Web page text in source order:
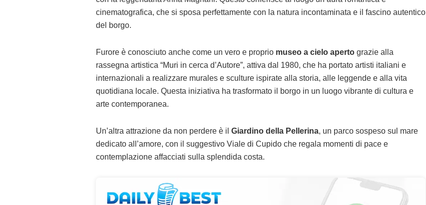
cinematografica, che si sposa perfettamente con la natura incontaminata e il fascino autentico
del borgo.
Furore è conosciuto anche come un vero e proprio museo a cielo aperto grazie alla
rassegna artistica “Muri in cerca d’Autore”, attiva dal 1980, che ha portato artisti italiani e
internazionali a realizzare murales e sculture ispirate alla storia, alle leggende e alla vita
quotidiana locale. Questa iniziativa ha trasformato il borgo in un luogo vibrante di cultura e
arte contemporanea.
Un’altra attrazione da non perdere è il Giardino della Pellerina, un parco sospeso sul mare
dedicato all’amore, con il suggestivo Viale di Cupido che regala momenti di pace e
contemplazione affacciati sulla splendida costa.